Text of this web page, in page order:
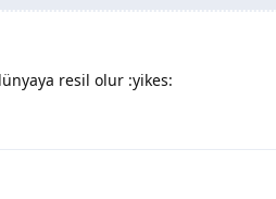
resil olur :yikes: